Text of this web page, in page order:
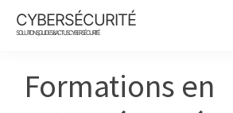
Skip
content
Skip
sidebar
SkipCYBERSÉCURITÉ
SOLUTIONS, GUIDES & ACTUS CYBERSÉCURITÉ
Formations en